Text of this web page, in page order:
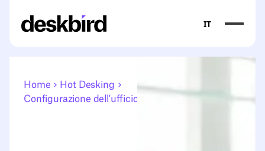
IT
Home
Hot Desking
Configurazione dell'ufficio